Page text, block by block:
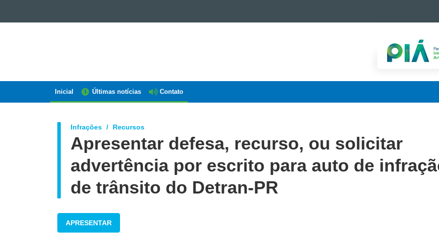
PARANÁ
Navegação
Inicial Últimas notícias Contato
Infrações Recursos
Apresentar defesa, recurso, ou solicitar
advertência por escrito para auto de
de trânsito do Detran-PR
APRESENTAR